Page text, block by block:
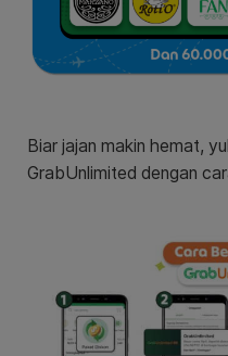
Biar jajan makin hemat,
GrabUnlimited dengan